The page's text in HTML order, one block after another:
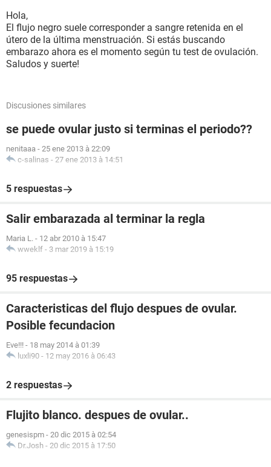
Hola,
El flujo negro suele corresponder a sangre retenida en el
útero de la última menstruación. Si estás buscando
embarazo ahora es el momento según tu test de ovulación.
Saludos y suerte!
Discusiones similares
se puede ovular justo si terminas el periodo??
nenitaaa - 25 ene 2013 à 22:09
c-salinas - 27 ene 2013 à 14:51
5 respuestas
Salir embarazada al terminar la regla
Maria L. - 12 abr 2010 à 15:47
wweklf - 3 mar 2019 à 15:19
95 respuestas
Caracteristicas del flujo despues de ovular.
Posible fecundacion
Eve!!! - 18 may 2014 à 01:39
luxli90 - 12 may 2016 à 06:43
2 respuestas
Flujito blanco. despues de ovular..
genesispm - 20 dic 2015 à 02:54
Dr.Josh - 20 dic 2015 à 17:50